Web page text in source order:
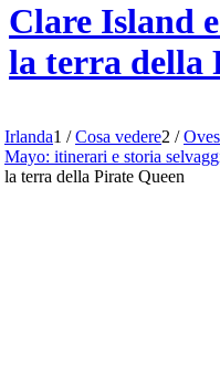
Clare Island
la terra della
Irlanda1 / Cosa vedere2 /
Mayo: itinerari e storia
la terra della Pirate Queen